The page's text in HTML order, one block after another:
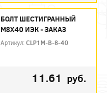
БОЛТ ШЕСТИГРАННЫЙ
М8Х40 ИЭК - ЗАКАЗ
Артикул:CLP1M-B-8-40
11.61 руб.